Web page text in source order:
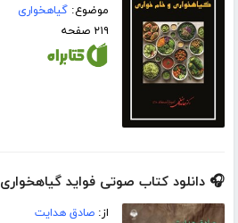
موضوع:گیاهخواری
۲۱۹ صفحه
🎧 دانلود کتاب صوتی فواید گیاهخواری
از:صادق هدایت